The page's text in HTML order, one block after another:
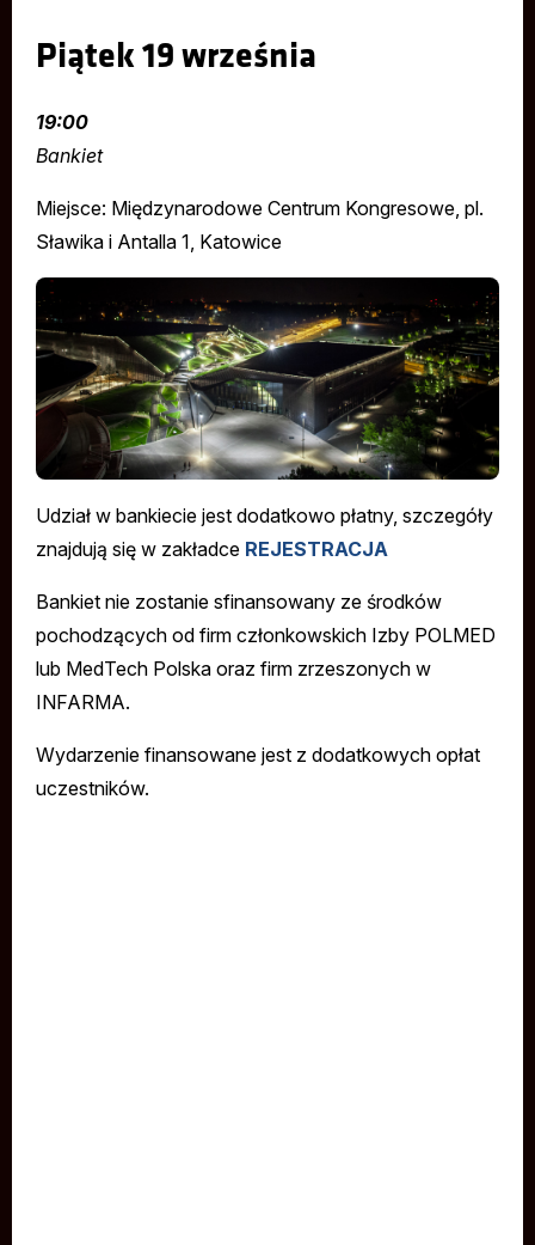
Piątek 19 września
19:00
Bankiet
Miejsce: Międzynarodowe Centrum Kongresowe, pl.
Sławika i Antalla 1, Katowice
Udział w bankiecie jest dodatkowo płatny, szczegóły
znajdują się w zakładce REJESTRACJA
Bankiet nie zostanie sfinansowany ze środków
pochodzących od firm członkowskich Izby POLMED
lub MedTech Polska oraz firm zrzeszonych w
INFARMA.
Wydarzenie finansowane jest z dodatkowych opłat
uczestników.